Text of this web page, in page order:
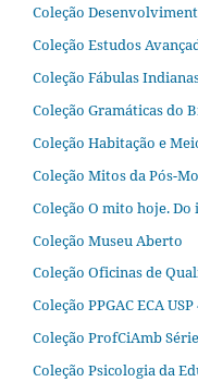
Coleção
Coleção Estudos
Coleção Fábulas
Coleção Gramáticas do
Coleção Habitação e
Coleção Mitos da Pós-
Coleção O mito hoje.
Coleção Museu Aberto
Coleção Oficinas de
Coleção PPGAC ECA
Coleção ProfCiAmb
Coleção Psicologia da